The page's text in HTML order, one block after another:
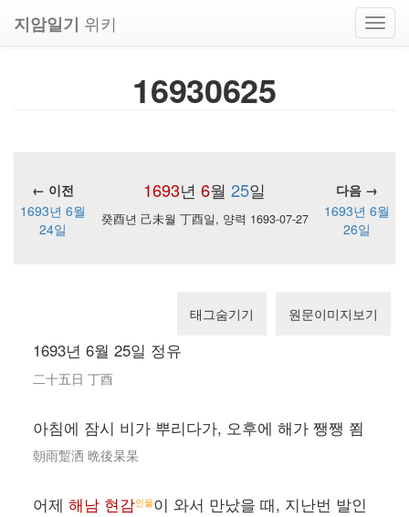
지암일기 위키
16930625
1693년 6월 25일
← 이전
다음 →
1693년 6월
24일
癸酉년 己未월 丁酉일, 양력 1693-07-27
1693년 6월
26일
태그숨기기 원문이미지보기
1693년 6월 25일 정유
二十五日 丁酉
아침에 잠시 비가 뿌리다가, 오후에 해가 쨍쨍 쬠
朝雨蹔洒 晩後杲杲
어제 해남 현감인물이 와서 만났을 때, 지난번 발인